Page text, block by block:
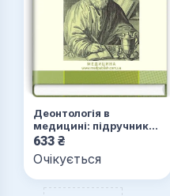
Деонтологія в
медицині: підручник
(ВНЗ ІV р. а.)
633 ₴
Очікується